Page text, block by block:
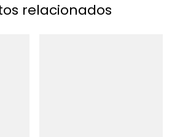
relacionados